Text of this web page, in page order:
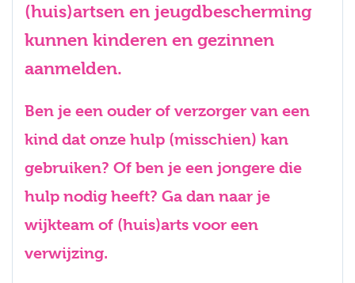
(huis)artsen en jeugdbescherming
kunnen kinderen en gezinnen
aanmelden.
Ben je een ouder of verzorger van een
kind dat onze hulp (misschien) kan
gebruiken? Of ben je een jongere die
hulp nodig heeft? Ga dan naar je
wijkteam of (huis)arts voor een
verwijzing.